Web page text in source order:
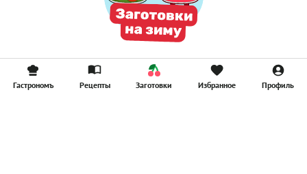
Гастрономъ Рецепты Заготовки Избранное Профиль